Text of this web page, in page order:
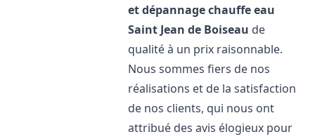
et dépannage chauffe eau
Saint Jean de Boiseau de
qualité à un prix raisonnable.
Nous sommes fiers de nos
réalisations et de la satisfaction
de nos clients, qui nous ont
attribué des avis élogieux pour